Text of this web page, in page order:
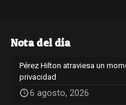
Nota del día
Pérez Hilton atraviesa un
privacidad
6 agosto, 2026